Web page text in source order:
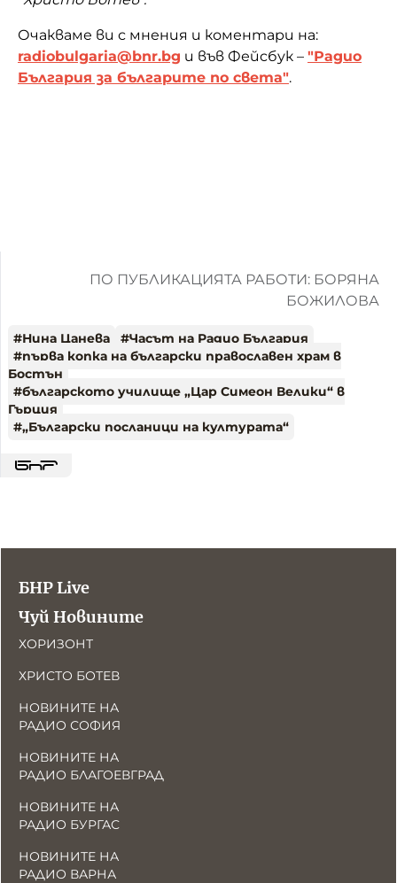
Очакваме ви с мнения и коментари на:
radiobulgaria@bnr.bg и във Фейсбук – "Радио
България за българите по света".
ПО ПУБЛИКАЦИЯТА РАБОТИ: БОРЯНА
БОЖИЛОВА
#Нина Цанева #Часът на Радио България
#първа копка на български православен храм в
Бостън
#българското училище „Цар Симеон Велики“ в
Гърция
#„Български посланици на културата“
БНР Live
Чуй Новините
ХОРИЗОНТ
ХРИСТО БОТЕВ
НОВИНИТЕ НА
РАДИО СОФИЯ
НОВИНИТЕ НА
РАДИО БЛАГОЕВГРАД
НОВИНИТЕ НА
РАДИО БУРГАС
НОВИНИТЕ НА
РАДИО ВАРНА